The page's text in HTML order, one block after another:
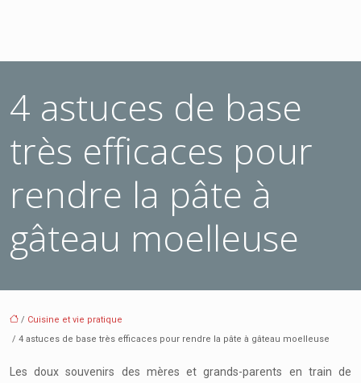
4 astuces de base
très efficaces pour
rendre la pâte à
gâteau moelleuse
/ Cuisine et vie pratique
/ 4 astuces de base très efficaces pour rendre la pâte à gâteau moelleuse
Les doux souvenirs des mères et grands-parents en train de